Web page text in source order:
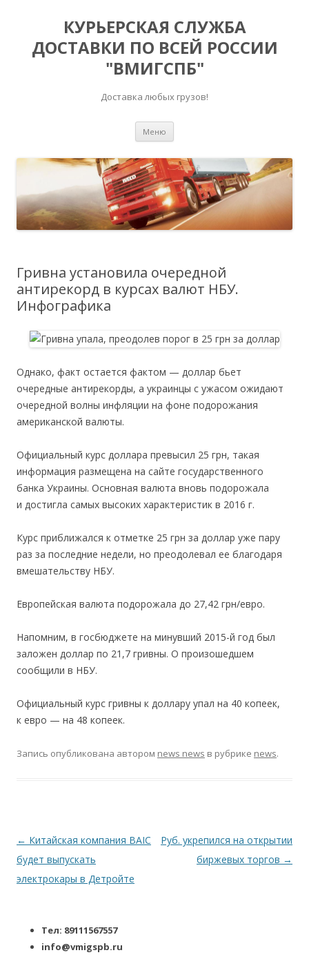
КУРЬЕРСКАЯ СЛУЖБА
ДОСТАВКИ ПО ВСЕЙ РОССИИ
"ВМИГСПБ"
Доставка любых грузов!
Меню
Гривна установила очередной
антирекорд в курсах валют НБУ.
Инфографика
Однако, факт остается фактом — доллар бьет
очередные антирекорды, а украинцы с ужасом ожидают
очередной волны инфляции на фоне подорожания
американской валюты.
Официальный курс доллара превысил 25 грн, такая
информация размещена на сайте государственного
банка Украины. Основная валюта вновь подорожала
и достигла самых высоких характеристик в 2016 г.
Курс приближался к отметке 25 грн за доллар уже пару
раз за последние недели, но преодолевал ее благодаря
вмешательству НБУ.
Европейская валюта подорожала до 27,42 грн/евро.
Напомним, в госбюджете на минувший 2015-й год был
заложен доллар по 21,7 гривны. О произошедшем
сообщили в НБУ.
Официальный курс гривны к доллару упал на 40 копеек,
к евро — на 48 копеек.
Запись опубликована автором news news в рубрике news.
Навигация по записям
← Китайская компания BAIC
будет выпускать
электрокары в Детройте
Руб. укрепился на открытии
биржевых торгов →
Тел: 89111567557
info@vmigspb.ru